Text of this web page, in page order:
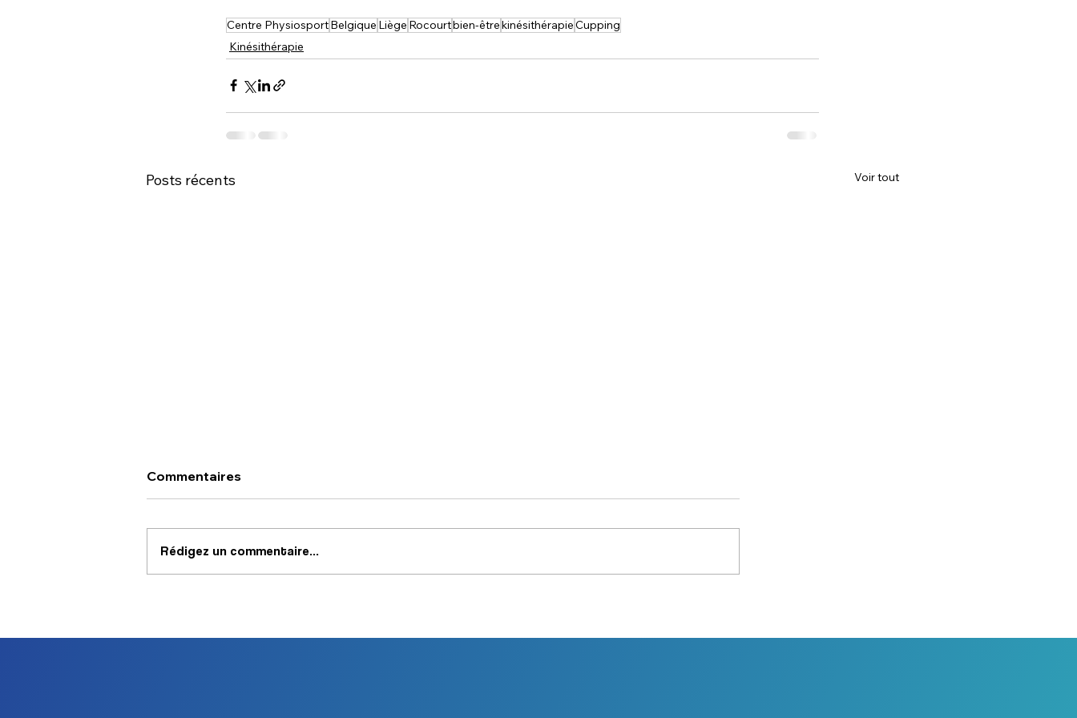
Centre PhysiosportBelgique Liège Rocourtbien-êtrekinésithérapieCupping
Kinésithérapie
Posts récents Voir tout
Troubles vestibulaires
Commentaires
Rédigez un commentaire...